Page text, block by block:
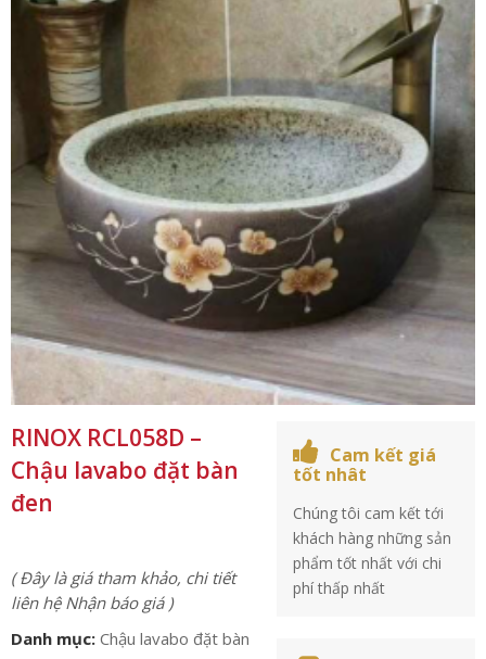
RINOX RCL058D –
Chậu lavabo đặt bàn
đen
( Đây là giá tham khảo, chi tiết
liên hệ Nhận báo giá )
Danh mục: Chậu lavabo đặt bàn
Cam kết giá
tốt nhât
Chúng tôi cam kết tới
khách hàng những sản
phẩm tốt nhất với chi
phí thấp nhất